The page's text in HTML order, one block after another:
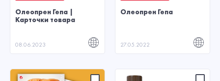
Олеопрен Гепа |
Карточки товара
08.06.2023
Олеопрен Гепа
27.05.2022